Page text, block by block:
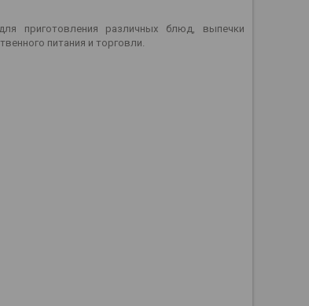
приготовления различных блюд, выпечки
питания и торговли.